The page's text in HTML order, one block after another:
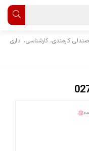
صندلی کارمندی، کارشناسی، اداری